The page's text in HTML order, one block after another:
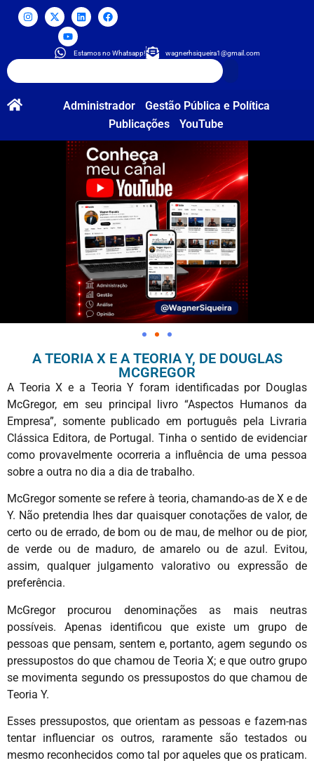
Estamos no Whatsapp! wagnerhsiqueira1@gmail.com
Administrador
Gestão Pública e Política
Publicações
YouTube
A TEORIA X E A TEORIA Y, DE DOUGLAS
MCGREGOR
A Teoria X e a Teoria Y foram identificadas por Douglas
McGregor, em seu principal livro “Aspectos Humanos da
Empresa”, somente publicado em português pela Livraria
Clássica Editora, de Portugal. Tinha o sentido de evidenciar
como provavelmente ocorreria a influência de uma pessoa
sobre a outra no dia a dia de trabalho.
McGregor somente se refere à teoria, chamando-as de X e de
Y. Não pretendia lhes dar quaisquer conotações de valor, de
certo ou de errado, de bom ou de mau, de melhor ou de pior,
de verde ou de maduro, de amarelo ou de azul. Evitou,
assim, qualquer julgamento valorativo ou expressão de
preferência.
McGregor procurou denominações as mais neutras
possíveis. Apenas identificou que existe um grupo de
pessoas que pensam, sentem e, portanto, agem segundo os
pressupostos do que chamou de Teoria X; e que outro grupo
se movimenta segundo os pressupostos do que chamou de
Teoria Y.
Esses pressupostos, que orientam as pessoas e fazem-nas
tentar influenciar os outros, raramente são testados ou
mesmo reconhecidos como tal por aqueles que os praticam.